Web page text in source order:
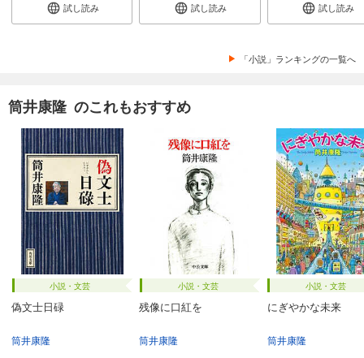
試し読み 試し読み 試し読み
「小説」ランキングの一覧へ
筒井康隆 のこれもおすすめ
小説・文芸
偽文士日碌
筒井康隆
小説・文芸
残像に口紅を
筒井康隆
小説・文芸
にぎやかな未来
筒井康隆